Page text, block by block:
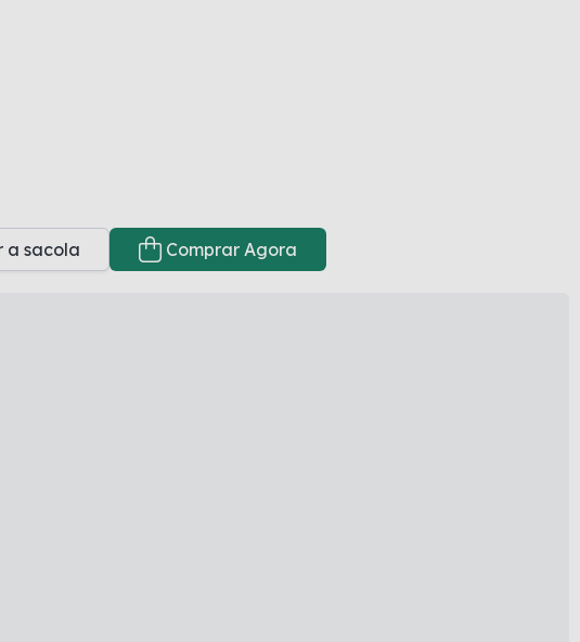
a sacola
Comprar Agora